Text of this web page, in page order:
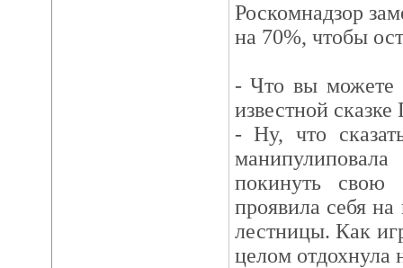
Роскомнадзор
на 70%, чтобы
- Что вы можете
известной
- Ну, что
покинуть свою
проявила себя
лестницы. Как
целом отдохнула